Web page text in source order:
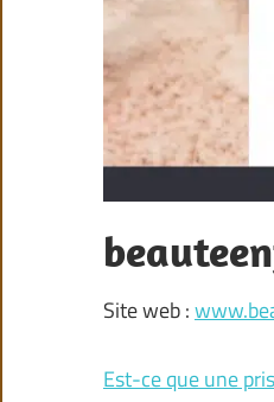
Site web :
Est-ce que une